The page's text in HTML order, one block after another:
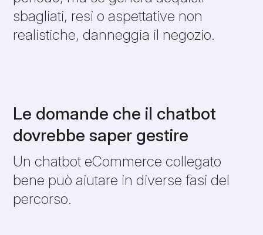
sbagliati, resi o aspettative non
realistiche, danneggia il negozio.
Le domande che il chatbot
dovrebbe saper gestire
Un chatbot eCommerce collegato
bene può aiutare in diverse fasi del
percorso.